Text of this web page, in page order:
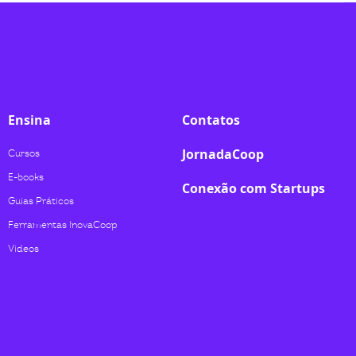
Ensina
Cursos
E-books
Guias Práticos
Ferramentas InovaCoop
Videos
Contatos
JornadaCoop
Conexão com Startups